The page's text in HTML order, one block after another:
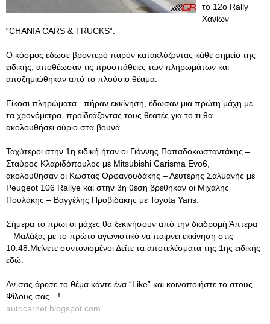
το 12ο Rally
Χανίων
“CHANIA CARS & TRUCKS”.
Ο κόσμος έδωσε βροντερό παρόν κατακλύζοντας κάθε σημείο της
ειδικής, αποθέωσαν τις προσπάθειες των πληρωμάτων και
αποζημιώθηκαν από το πλούσιο θέαμα.
Είκοσι πληρώματα...πήραν εκκίνηση, έδωσαν μια πρώτη μάχη με
τα χρονόμετρα, προϊδεάζοντας τους θεατές για το τι θα
ακολουθήσει αύριο στα βουνά.
Ταχύτεροι στην 1η ειδική ήταν οι Γιάννης Παπαδοκωσταντάκης –
Σταύρος Κλαριδόπουλος με Mitsubishi Carisma Evo6,
ακολούθησαν οι Κώστας Ορφανουδάκης – Λευτέρης Σαλμανής με
Peugeot 106 Rallye και στην 3η θέση βρέθηκαν οι Μιχάλης
Πουλάκης – Βαγγέλης Προβιδάκης με Toyota Yaris.
Σήμερα το πρωί οι μάχες θα ξεκινήσουν από την διαδρομή Άπτερα
– Μαλάξα, με το πρώτο αγωνιστικό να παίρνει εκκίνηση στις
10:48.Μείνετε συντονισμένοι Δείτε τα αποτελέσματα της 1ης ειδικής
εδώ.
Αν σας άρεσε το θέμα κάντε ένα “Like” και κοινοποιήστε το στους
Φίλους σας…!
autocarnet.blogspot.com